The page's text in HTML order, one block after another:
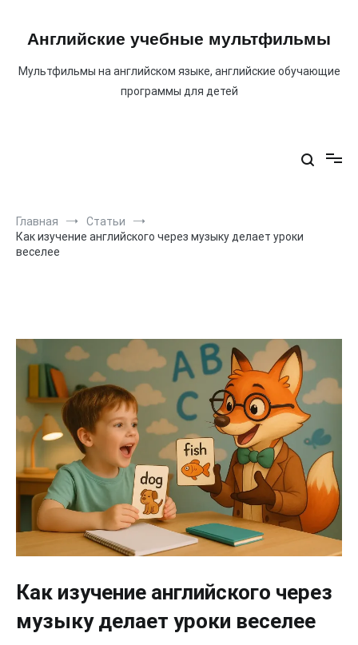
содержимому
Английские учебные мультфильмы
Мультфильмы на английском языке, английские обучающие
программы для детей
Главная
Статьи
Как изучение английского через музыку делает уроки
веселее
Как изучение английского через
музыку делает уроки веселее